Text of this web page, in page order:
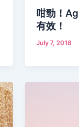
咁勁！
有效！
July 7, 2016